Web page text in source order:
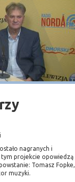
nagranych i
tym projekcie opowiedzą
Tomasz Fopke,
muzyki.